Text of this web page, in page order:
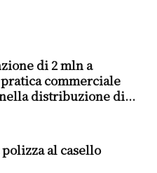
di 2 mln a
commerciale
distribuzione di...
polizza al casello